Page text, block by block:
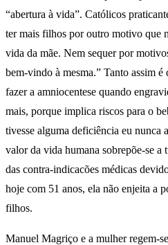
“abertura à vida”. Católicos
ter mais filhos por outro motivo que
vida da mãe. Nem sequer por
bem-vindo à mesma.” Tanto assim
fazer a amniocentese quando
mais, porque implica riscos para o
tivesse alguma deficiência eu nunca
valor da vida humana sobrepõe-se a
das contra-indicacões médicas
hoje com 51 anos, ela não enjeita a
filhos.
Manuel Magriço e a mulher regem-